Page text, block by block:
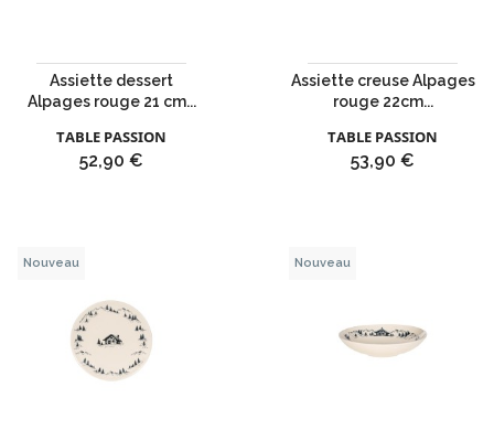
Assiette dessert
Alpages rouge 21 cm...
TABLE PASSION
Prix
52,90 €
Assiette creuse Alpages
rouge 22cm...
TABLE PASSION
Prix
53,90 €
Nouveau Nouveau